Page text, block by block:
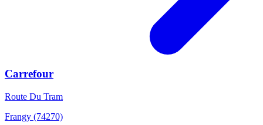
Carrefour
Route Du Tram
Frangy (74270)